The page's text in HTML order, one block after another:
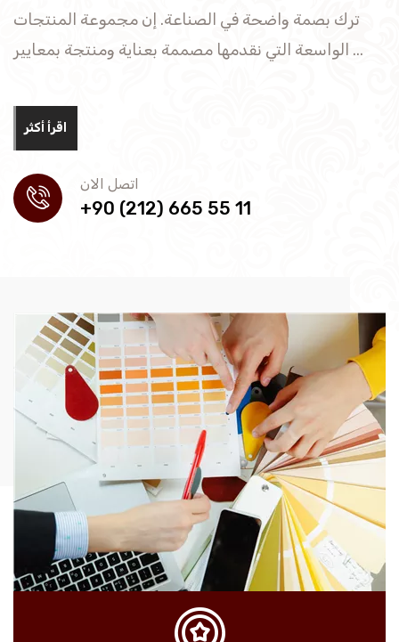
ترك بصمة واضحة في الصناعة. إن مجموعة المنتجات
الواسعة التي نقدمها مصممة بعناية ومنتجة بمعايير ...
اقرأ أكثر
اتصل الان
+90 (212) 665 55 11